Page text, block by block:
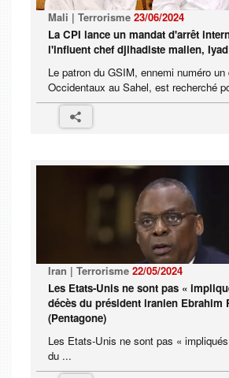
Mali | Terrorisme 23/06/2024
La CPI lance un mandat d'arrêt
l'influent chef djihadiste malien,
Le patron du GSIM, ennemi numéro un
Occidentaux au Sahel, est recherché
Iran | Terrorisme 22/05/2024
Les Etats-Unis ne sont pas «
décès du président iranien Ebrahim
(Pentagone)
Les Etats-Unis ne sont pas «
du ...